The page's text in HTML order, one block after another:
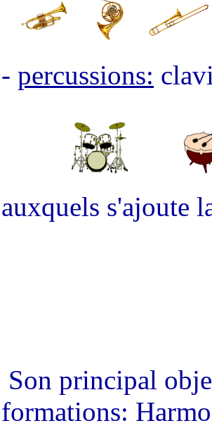
- percussions:
auxquels s'ajoute
Son principal
formations: